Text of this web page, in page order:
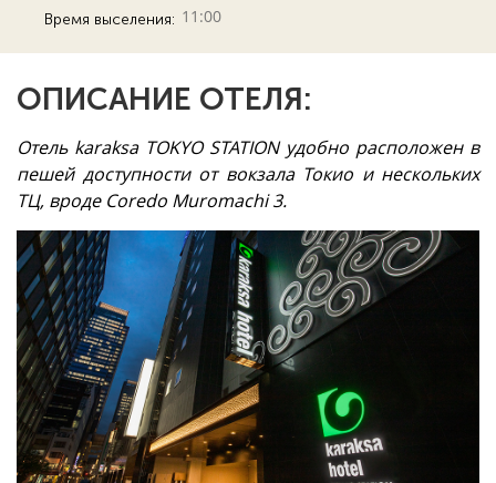
Время выселения: 11:00
ОПИСАНИЕ ОТЕЛЯ:
Отель karaksa TOKYO STATION удобно расположен в
пешей доступности от вокзала Токио и нескольких
ТЦ, вроде Coredo Muromachi 3.